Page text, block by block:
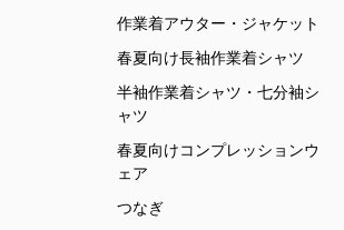
作業着アウター・ジャケット
春夏向け長袖作業着シャツ
半袖作業着シャツ・七分袖シ
ャツ
春夏向けコンプレッションウ
ェア
つなぎ